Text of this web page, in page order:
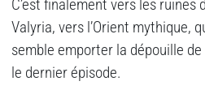
C’est finalement vers les ruines
Valyria, vers l’Orient mythique,
semble emporter la dépouille
le dernier épisode.